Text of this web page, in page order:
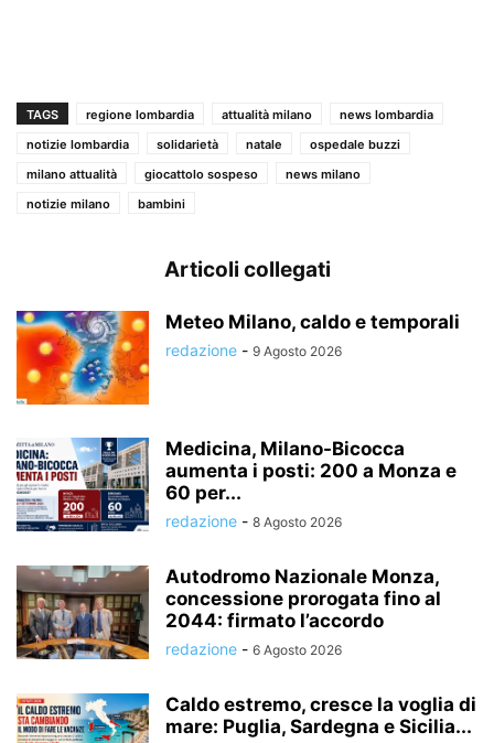
TAGS regione lombardia attualità milano
news lombardia
notizie lombardia
solidarietà natale
ospedale buzzi
milano attualità
giocattolo sospeso
news milano
notizie milano
bambini
Articoli collegati
Meteo Milano, caldo e temporali
redazione - 9 Agosto 2026
Medicina, Milano-Bicocca
aumenta i posti: 200 a Monza e
60 per...
redazione - 8 Agosto 2026
Autodromo Nazionale Monza,
concessione prorogata fino al
2044: firmato l’accordo
redazione - 6 Agosto 2026
Caldo estremo, cresce la voglia di
mare: Puglia, Sardegna e Sicilia...